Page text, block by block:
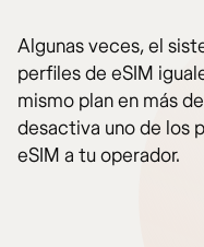
Algunas veces, el
perfiles de eSIM
mismo plan en más
desactiva uno de los
eSIM a tu operador.